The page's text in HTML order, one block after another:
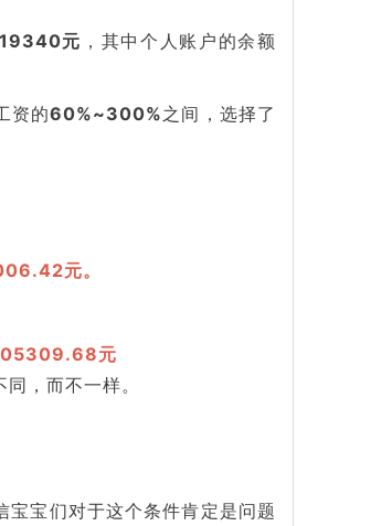
元 ，其中个人账户的余额
资的60%~300%之间，选择了
元。
元
，而不一样。
宝们对于这个条件肯定是问题